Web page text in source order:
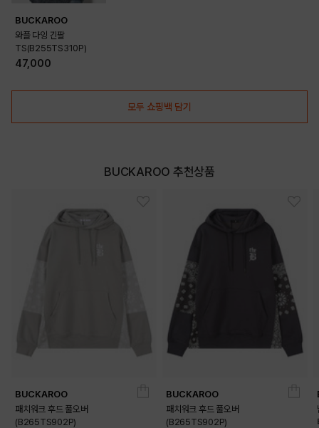
BUCKAROO
와플 다잉 긴팔
TS(B255TS310P)
47,000
모두 쇼핑백 담기
BUCKAROO 추천상품
BUCKAROO
패치워크 후드 풀오버
(B265TS902P)
BUCKAROO
패치워크 후드 풀오버
(B265TS902P)